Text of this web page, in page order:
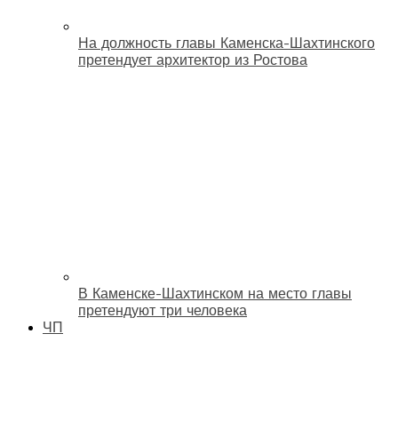
На должность главы Каменска-Шахтинского
претендует архитектор из Ростова
В Каменске-Шахтинском на место главы
претендуют три человека
ЧП